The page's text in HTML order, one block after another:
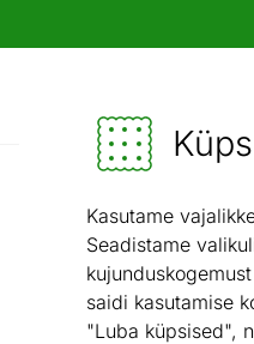
Kasutame
Seadistame
saidi kasutamise
"Luba küpsised",
Mööbel